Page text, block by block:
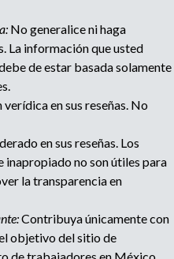
No generalice ni haga
La información que usted
de estar basada solamente
en sus reseñas. No
en sus reseñas. Los
inapropiado no son útiles para
la transparencia en
Contribuya únicamente con
objetivo del sitio de